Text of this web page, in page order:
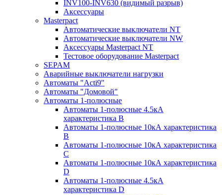
INV100-INV630 (видимый разрыв)
Аксессуары
Masterpact
Автоматические выключатели NT
Автоматические выключатели NW
Аксессуары Masterpact NT
Тестовое оборудование Masterpact
SEPAM
Аварийные выключатели нагрузки
Автоматы "Acti9"
Автоматы "Домовой"
Автоматы 1-полюсные
Автоматы 1-полюсные 4.5кА
характеристика В
Автоматы 1-полюсные 10кА характеристика
B
Автоматы 1-полюсные 10кА характеристика
C
Автоматы 1-полюсные 10кА характеристика
D
Автоматы 1-полюсные 4.5кА
характеристика D